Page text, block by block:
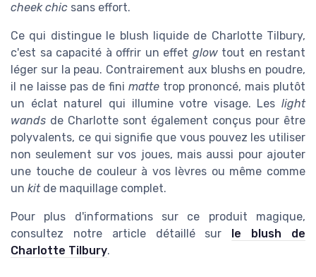
cheek chic sans effort.
Ce qui distingue le blush liquide de Charlotte Tilbury,
c'est sa capacité à offrir un effet glowtout en restant
léger sur la peau. Contrairement aux blushs en poudre,
il ne laisse pas de fini matte trop prononcé, mais plutôt
un éclat naturel qui illumine votre visage. Les light
wands de Charlotte sont également conçus pour être
polyvalents, ce qui signifie que vous pouvez les utiliser
non seulement sur vos joues, mais aussi pour ajouter
une touche de couleur à vos lèvres ou même comme
un kitde maquillage complet.
Pour plus d'informations sur ce produit magique,
consultez notre article détaillé sur le blush de
Charlotte Tilbury.